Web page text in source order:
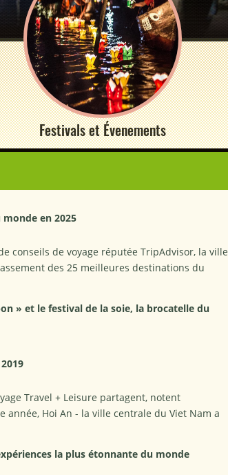
Festivals et Évenements
en 2025
conseils de voyage réputée TripAdvisor, la ville
des 25 meilleures destinations du
» et le festival de la soie, la brocatelle du
Travel + Leisure partagent, notent
Hoi An - la ville centrale du Viet Nam a
la plus étonnante du monde